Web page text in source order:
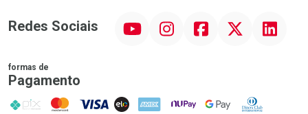
Redes Sociais InstagramFacebook Linkedin
formas de
Pagamento
PIX MasterCard
VISA ELO AMEX NuPay Google PayDiners Club